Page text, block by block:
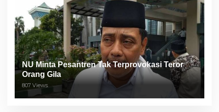
NU Minta Pesantren Tak Terprovokasi Teror
Orang Gila
807 Views